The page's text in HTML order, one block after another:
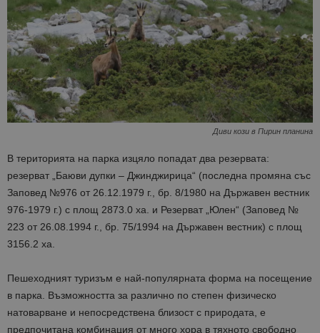
Диви кози в Пирин планина
В територията на парка изцяло попадат два резервата:
резерват „Баюви дупки – Джинджирица“ (последна промяна със
Заповед №976 от 26.12.1979 г., бр. 8/1980 на Държавен вестник
976-1979 г.) с площ 2873.0 ха. и Резерват „Юлен“ (Заповед №
223 от 26.08.1994 г., бр. 75/1994 на Държавен вестник) с площ
3156.2 ха.
Пешеходният туризъм е най-популярната форма на посещение
в парка. Възможността за различно по степен физическо
натоварване и непосредствена близост с природата, е
предпочитана комбинация от много хора в тяхното свободно